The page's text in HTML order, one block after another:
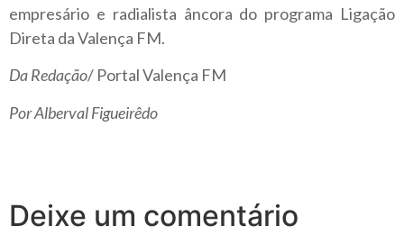
empresário e radialista âncora do programa Ligação
Direta da Valença FM.
Da Redação/ Portal Valença FM
Por Alberval Figueirêdo
Deixe um comentário